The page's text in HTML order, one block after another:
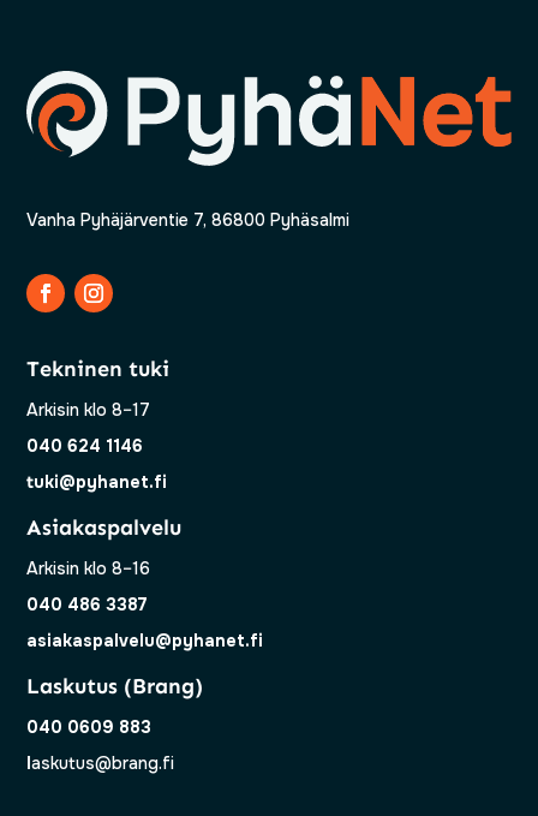
Vanha Pyhäjärventie 7, 86800 Pyhäsalmi
Tekninen tuki
Arkisin klo 8–17
040 624 1146
tuki@pyhanet.fi
Asiakaspalvelu
Arkisin klo 8–16
040 486 3387
asiakaspalvelu@pyhanet.fi
Laskutus (Brang)
040 0609 883
laskutus@brang.fi